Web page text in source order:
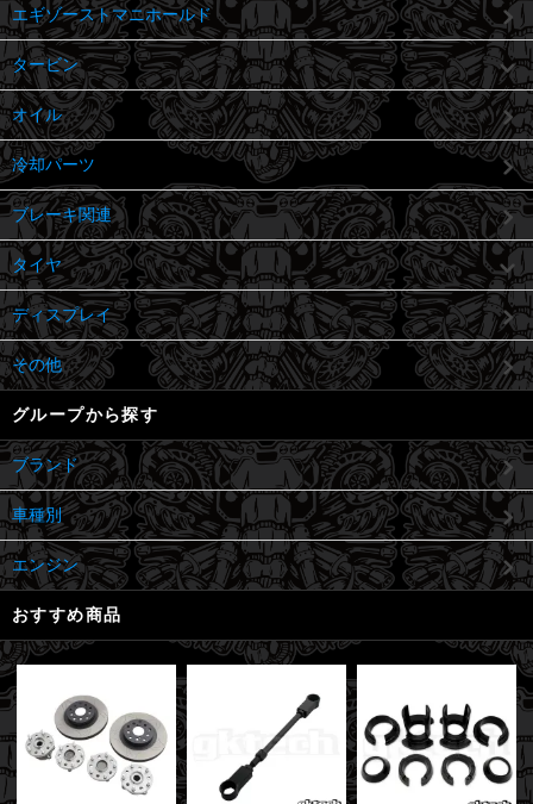
エギゾーストマニホールド
タービン
オイル
冷却パーツ
ブレーキ関連
タイヤ
ディスプレイ
その他
グループから探す
ブランド
車種別
エンジン
おすすめ商品